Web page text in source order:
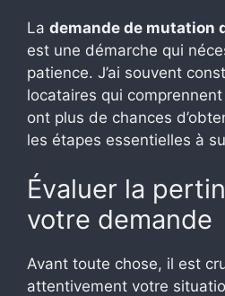
La demande de mutation
est une démarche qui
patience. J’ai souvent
locataires qui
ont plus de chances
les étapes essentielles à
Évaluer la
votre demande
Avant toute chose, il est
attentivement votre